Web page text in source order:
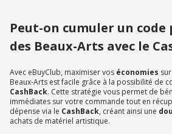
Peut-on cumuler un code
des Beaux-Arts avec le
Avec eBuyClub, maximiser vos économies
Beaux-Arts est facile grâce à la possibilité de
CashBack. Cette stratégie vous permet de
immédiates sur votre commande tout en
dépense via le CashBack, créant ainsi une
achats de matériel artistique.